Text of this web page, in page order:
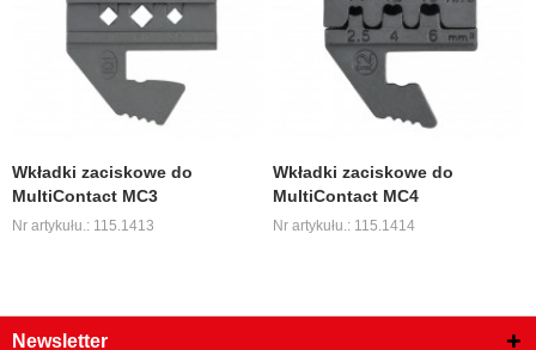
Wkładki zaciskowe do
MultiContact MC3
Nr artykułu.: 115.1413
Wkładki zaciskowe do
MultiContact MC4
Nr artykułu.: 115.1414
Newsletter